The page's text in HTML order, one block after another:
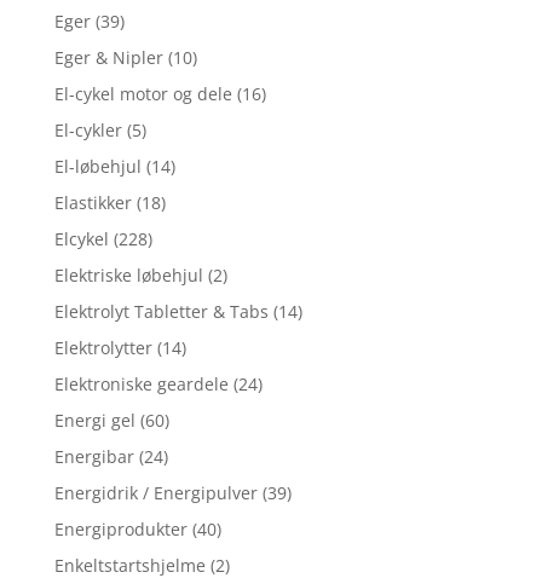
Eger (39)
Eger & Nipler (10)
El-cykel motor og dele (16)
El-cykler (5)
El-løbehjul (14)
Elastikker (18)
Elcykel (228)
Elektriske løbehjul (2)
Elektrolyt Tabletter & Tabs (14)
Elektrolytter (14)
Elektroniske geardele (24)
Energi gel (60)
Energibar (24)
Energidrik / Energipulver (39)
Energiprodukter (40)
Enkeltstartshjelme (2)